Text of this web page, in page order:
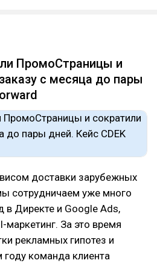
ПромоСтраницы и
с месяца до пары
доставки зарубежных
сотрудничаем уже много
в Директе и Google Ads,
маркетинг. За это время
рекламных гипотез и
команда клиента